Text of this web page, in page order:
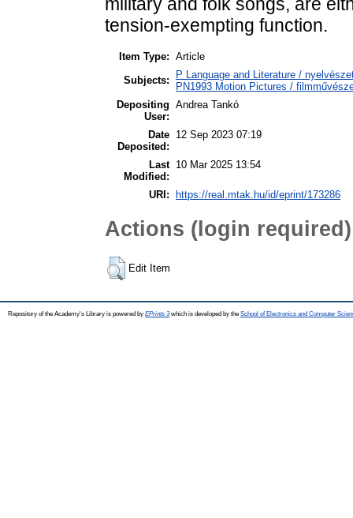
tension-exempting function.
Item Type: Article
Subjects:
P Language and Literature /
PN1993 Motion Pictures /
Depositing
User:
Andrea Tankó
Date
Deposited:
12 Sep 2023 07:19
Last
Modified:
10 Mar 2025 13:54
URI: https://real.mtak.hu/id/eprint/173286
Actions (login required)
Edit Item
Repository of the Academy's Library is powered by EPrints 3which is developed by the School of Electronics and Computer